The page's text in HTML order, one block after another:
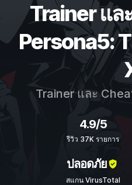
Trainer แล
Persona5:
Trainer และ
4.9/5
รีวิว 37K รายการ
ปลอดภัย
สแกน VirusTotal